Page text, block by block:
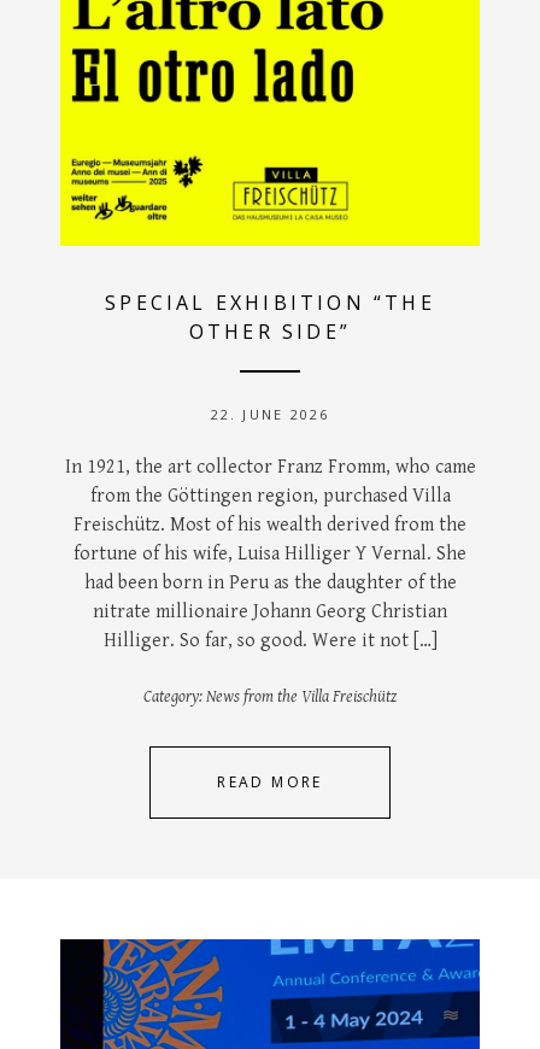
SPECIAL EXHIBITION “THE
OTHER SIDE”
22. JUNE 2026
In 1921, the art collector Franz Fromm, who came
from the Göttingen region, purchased Villa
Freischütz. Most of his wealth derived from the
fortune of his wife, Luisa Hilliger Y Vernal. She
had been born in Peru as the daughter of the
nitrate millionaire Johann Georg Christian
Hilliger. So far, so good. Were it not […]
Category:News from the Villa Freischütz
READ MORE